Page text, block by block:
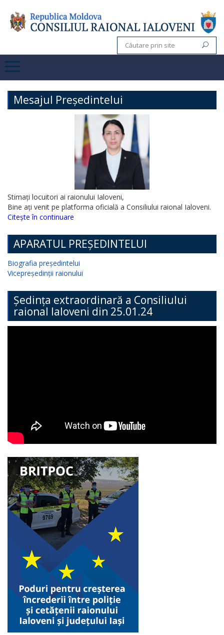
Mesajul Președintelui
Stimați locuitori ai raionului Ialoveni,
Bine ați venit pe platforma oficială a Consiliului raional Ialoveni.
Citește în continuare
APARATUL PREȘEDINTELUI
Biografia președintelui
Vicepreședinții raionului
Ședința extraordinară a Consiliului
raional Ialoveni din 25.01.24